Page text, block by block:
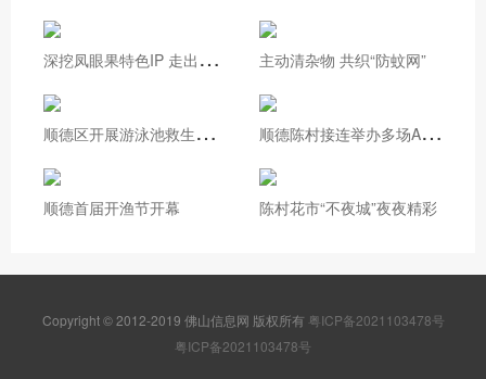
深
挖凤眼果特色IP 走出基层治理新路 主动清杂物 共织“防蚊网”
顺
德区开展游泳池救生员实操培训 顺
德陈村接连举办多场AI专题培训
顺德首届开渔节开幕 陈村花市“不夜城”夜夜精彩
Copyright © 2012-2019 佛山信息网 版权所有 粤ICP备2021103478号
粤ICP备2021103478号